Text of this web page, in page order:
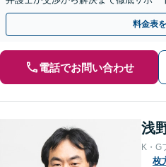
手金の返還保証もありますので安心し
料金表
電話でお問い合わせ
浅
K・G
枚